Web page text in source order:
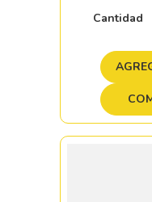
Cantidad